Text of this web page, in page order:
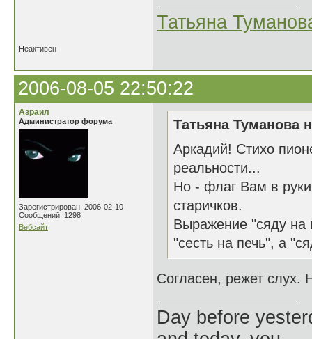
Татьяна
Неактивен
2006-08-05 22:50:22
Азраил
Администратор форума
Зарегистрирован: 2006-02-10
Сообщений: 1298
Вебсайт
Татьяна Туманова
Аркадий! Стихо
реальности...
Но - флаг Вам в
старичков.
Выражение "сяду на
"сесть на печь", а
Согласен, режет слух.
Day before